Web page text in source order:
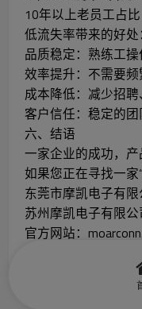
10年以上老员工占
低流失率带来的好处：
品质稳定：熟练工
效率提升：不需要
成本降低：减少招
客户信任：稳定的
六、结语
一家企业的成功，
如果您正在寻找一
东莞市摩凯电子有
苏州摩凯电子有限
官方网站：